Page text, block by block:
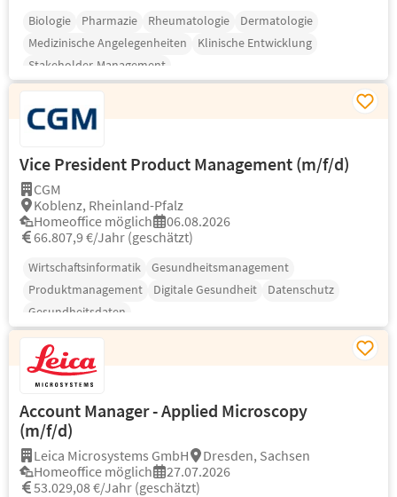
Biologie Pharmazie Rheumatologie
Dermatologie
Medizinische Angelegenheiten
Klinische Entwicklung
Stakeholder-Management
Vice President Product Management (m/f/d)
CGM
Koblenz, Rheinland-Pfalz
Homeoffice möglich
06.08.2026
66.807,9 €/Jahr (geschätzt)
Wirtschaftsinformatik
Gesundheitsmanagement
Produktmanagement
Digitale Gesundheit
Datenschutz
Gesundheitsdaten
Account Manager - Applied Microscopy
(m/f/d)
Leica Microsystems GmbH
Dresden, Sachsen
Homeoffice möglich
27.07.2026
53.029,08 €/Jahr (geschätzt)